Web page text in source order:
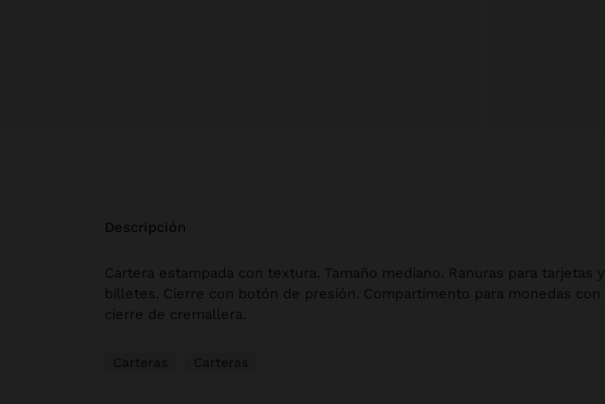
descripción
Cartera estampada con textura. Tamaño mediano. Ranuras para tarjetas y
billetes. Cierre con botón de presión. Compartimento para monedas con
cierre de cremallera.
Carteras Carteras